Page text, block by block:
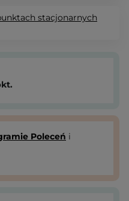
stacjonarnych
Poleceń i